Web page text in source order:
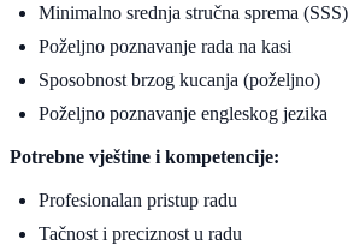
Minimalno srednja stručna sprema (SSS)
Poželjno poznavanje rada na kasi
Sposobnost brzog kucanja (poželjno)
Poželjno poznavanje engleskog jezika
Potrebne vještine i kompetencije:
Profesionalan pristup radu
Tačnost i preciznost u radu